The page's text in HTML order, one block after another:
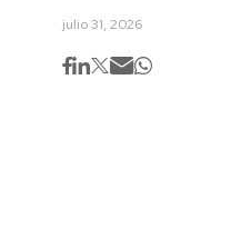
julio 31, 2026